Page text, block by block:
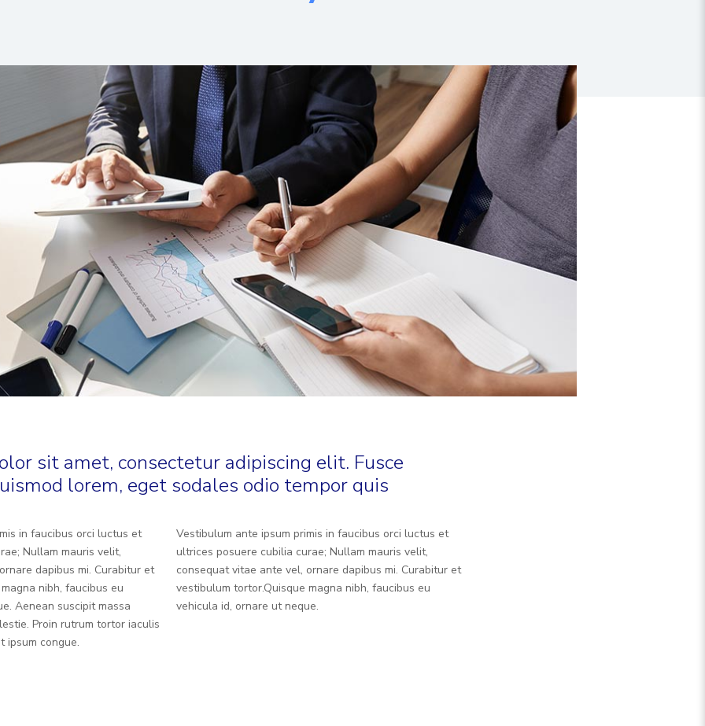
sit amet, consectetur adipiscing elit. Fusce
lorem, eget sodales odio tempor quis
in faucibus orci luctus et
Nullam mauris velit,
dapibus mi. Curabitur et
nibh, faucibus eu
Aenean suscipit massa
Proin rutrum tortor iaculis
ipsum congue.
Vestibulum ante ipsum primis in faucibus orci luctus et
ultrices posuere cubilia curae; Nullam mauris velit,
consequat vitae ante vel, ornare dapibus mi. Curabitur et
vestibulum tortor.Quisque magna nibh, faucibus eu
vehicula id, ornare ut neque.